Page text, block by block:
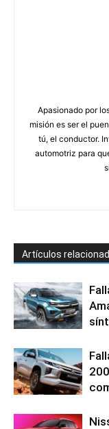
Apasionado por
misión es ser el
tú, el conductor.
automotriz para
Artículos